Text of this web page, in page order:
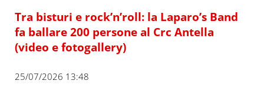
Tra bisturi e rock’n’roll: la Laparo’s Band
fa ballare 200 persone al Crc Antella
(video e fotogallery)
25/07/2026 13:48